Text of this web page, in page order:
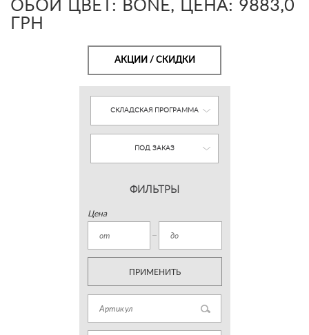
ОБОИ ЦВЕТ: BONE, ЦЕНА: 9883,0
ГРН
АКЦИИ / СКИДКИ
СКЛАДСКАЯ ПРОГРАММА
ПОД ЗАКАЗ
ФИЛЬТРЫ
Цена
ПРИМЕНИТЬ